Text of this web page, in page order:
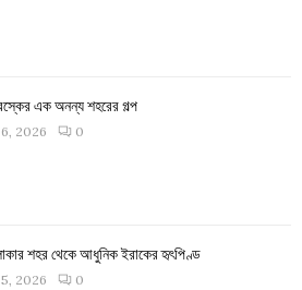
এক অনন্য শহরের গল্প
2026 0
শহর থেকে আধুনিক ইরাকের হৃৎপিণ্ড
2026 0